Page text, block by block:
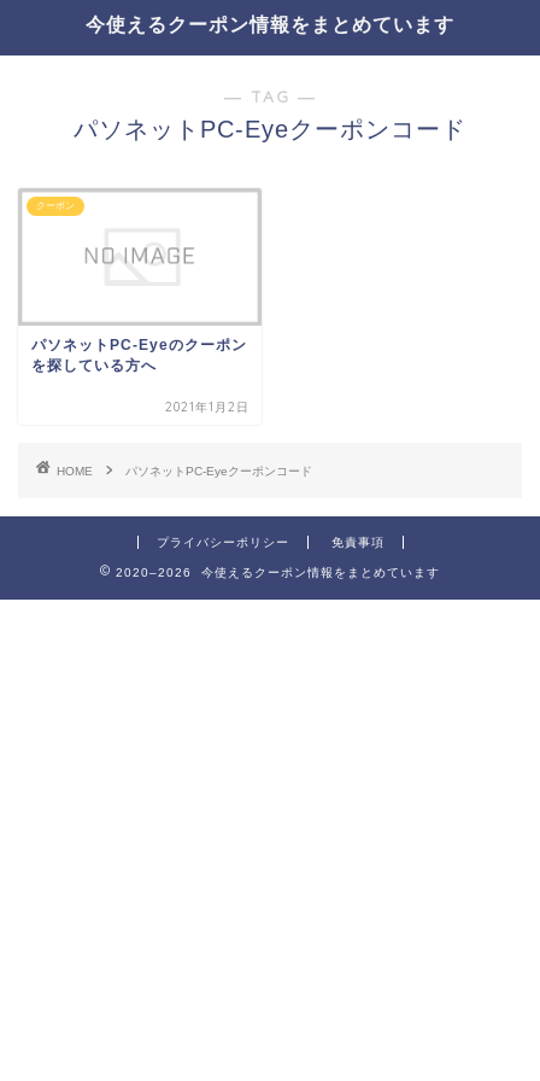
今使えるクーポン情報をまとめています
― TAG ―
パソネットPC-Eyeクーポンコード
クーポン
パソネットPC-Eyeのクーポン
を探している方へ
2021年1月2日
HOME パソネットPC-Eyeクーポンコード
プライバシーポリシー 免責事項
2020–2026 今使えるクーポン情報をまとめています